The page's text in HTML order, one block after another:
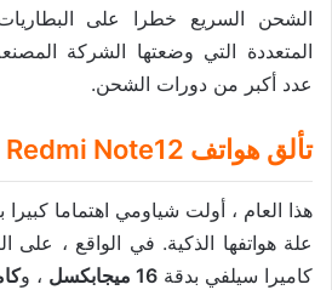
الشحن السريع خطرا على
المتعددة التي وضعتها الشركة
عدد أكبر من دورات الشحن.
تألق هواتف Redmi Note12 في الصور
هذا العام ، أولت شياومي اهتماما كبيرا
علة هواتفها الذكية. في الواقع ، على
كاميرا سيلفي بدقة 16 ميجابكسل ، و